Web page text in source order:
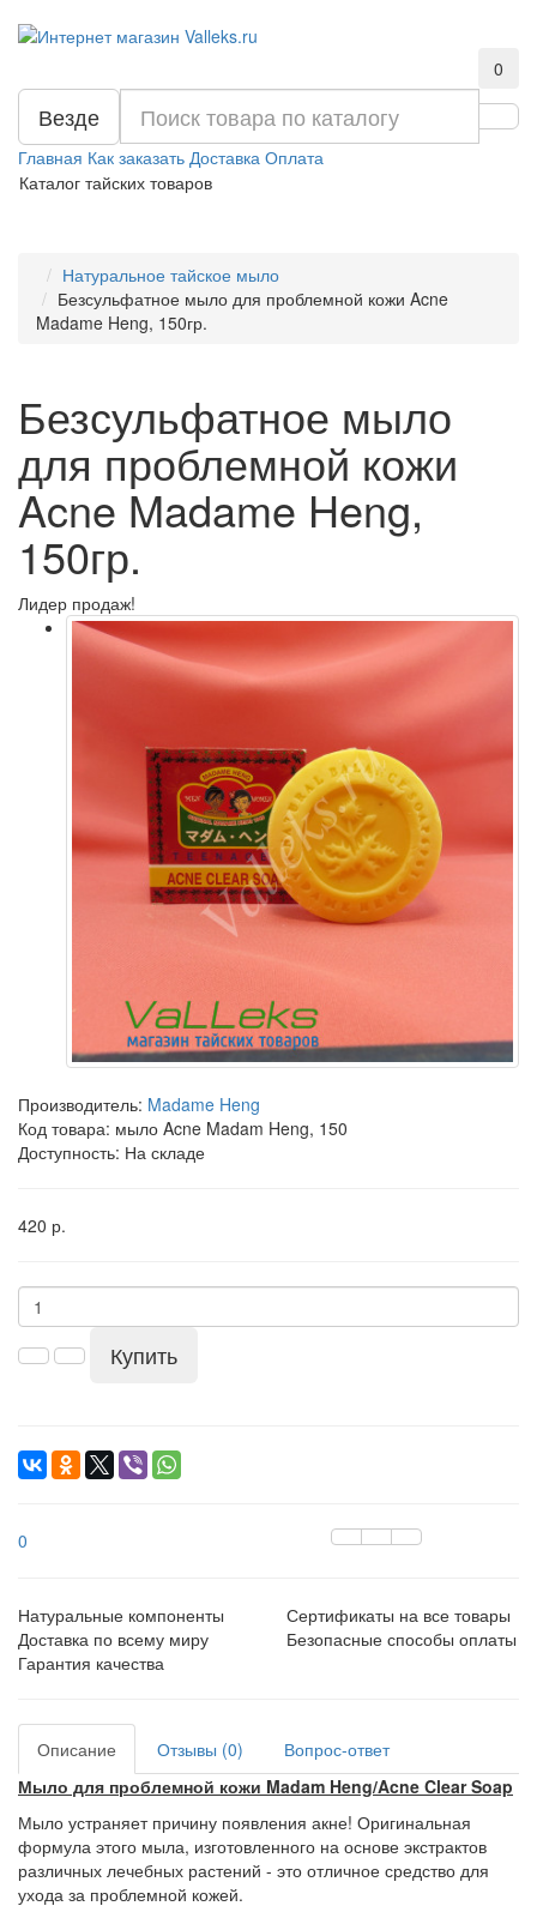
0
Везде
Главная Как заказать Доставка Оплата
Каталог тайских товаров
Натуральное тайское мыло
Безсульфатное мыло для проблемной кожи Acne
Madame Heng, 150гр.
Безсульфатное мыло
для проблемной кожи
Acne Madame Heng,
150гр.
Лидер продаж!
Производитель: Madame Heng
Код товара: мыло Acne Madam Heng, 150
Доступность: На складе
420 р.
Купить
0
Натуральные компоненты
Сертификаты на все товары
Доставка по всему миру
Безопасные способы оплаты
Гарантия качества
Описание Отзывы (0)
Вопрос-ответ
Мыло для проблемной кожи Madam Heng/Acne Clear Soap
Мыло устраняет причину появления акне! Оригинальная
формула этого мыла, изготовленного на основе экстрактов
различных лечебных растений - это отличное средство для
ухода за проблемной кожей.